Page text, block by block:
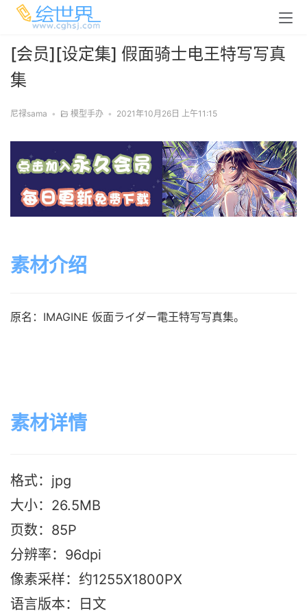
[会员][设定集] 假面骑士电王特写写真
集
尼禄sama • 模型手办 • 2021年10月26日 上午11:15
素材介绍
原名：IMAGINE 仮面ライダー電王特写写真集。
素材详情
格式：jpg
大小：26.5MB
页数：85P
分辨率：96dpi
像素采样：约1255X1800PX
语言版本：日文